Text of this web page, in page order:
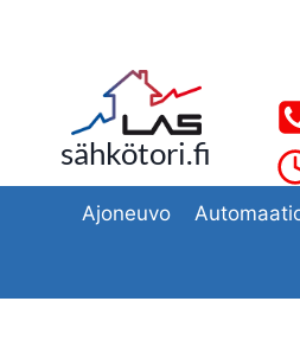
sähkötori.fi
Ajoneuvo